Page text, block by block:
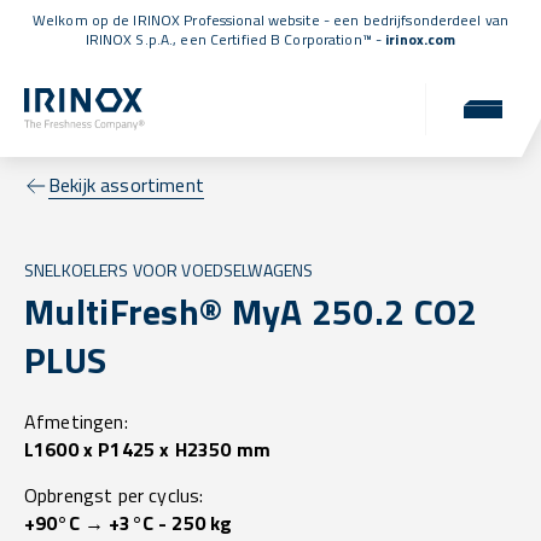
Welkom op de IRINOX Professional website - een bedrijfsonderdeel van
IRINOX S.p.A., een Certified B Corporation™ - irinox.com
Bekijk assortiment
SNELKOELERS VOOR VOEDSELWAGENS
MultiFresh® MyA 250.2 CO2
PLUS
Afmetingen:
L1600 x P1425 x H2350 mm
Opbrengst per cyclus:
+90°C → +3°C - 250 kg